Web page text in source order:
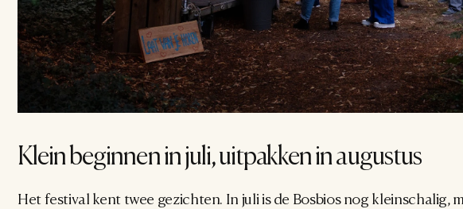
Klein beginnen in juli, uitpakken in augustus
Het festival kent twee gezichten. In juli is de Bosbios nog kleinschalig,